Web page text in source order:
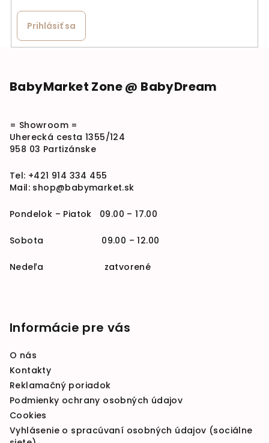
Prihlásiť sa
BabyMarket Zone @ BabyDream
= Showroom =
Uherecká cesta 1355/124
958 03 Partizánske
Tel: +421 914 334 455
Mail: shop@babymarket.sk
Pondelok – Piatok 09.00 – 17.00
Sobota 09.00 – 12.00
Nedeľa zatvorené
Informácie pre vás
O nás
Kontakty
Reklamačný poriadok
Podmienky ochrany osobných údajov
Cookies
Vyhlásenie o spracúvaní osobných údajov (sociálne